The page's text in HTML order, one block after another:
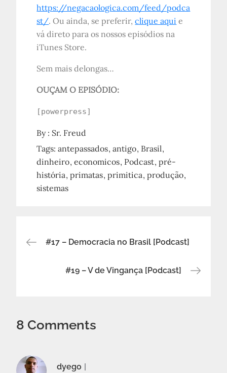
https://negacaologica.com/feed/podca
st/. Ou ainda, se preferir,clique aqui e
vá direto para os nossos episódios na
iTunes Store.
Sem mais delongas…
OUÇAM O EPISÓDIO:
[powerpress]
By : Sr. Freud
Tags:antepassados antigo Brasil
dinheiro economicos Podcast pré-
história primatas primitica produção
sistemas
Navegação
#17 – Democracia no Brasil [Podcast]
#19 – V de Vingança [Podcast]
8 Comments
dyego